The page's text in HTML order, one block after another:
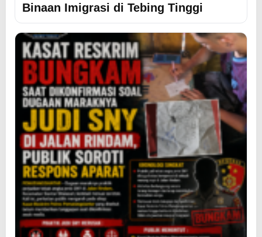
Binaan Imigrasi di Tebing Tinggi